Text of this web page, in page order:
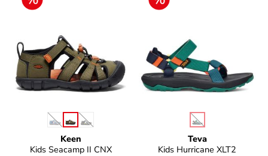
Keen
Kids Seacamp II CNX
Farbeauswählen
(Diese Option ist zurzeit nicht verfügbar.)
(Diese Option ist zurzeit nicht verfügbar.)
Teva
Kids Hurricane XLT2
auswählen
(Diese Option ist